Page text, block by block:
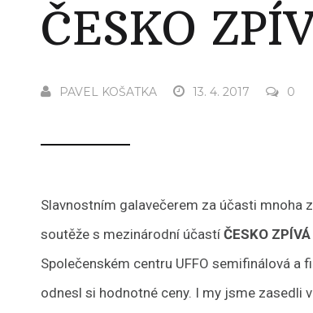
ČESKO
PAVEL KOŠATKA 13. 4. 2017 0
Slavnostním galavečerem za účasti mnoha
soutěže s mezinárodní účastíČESKO
Společenském centru UFFO semifinálová a
odnesl si hodnotné ceny. I my jsme zasedli